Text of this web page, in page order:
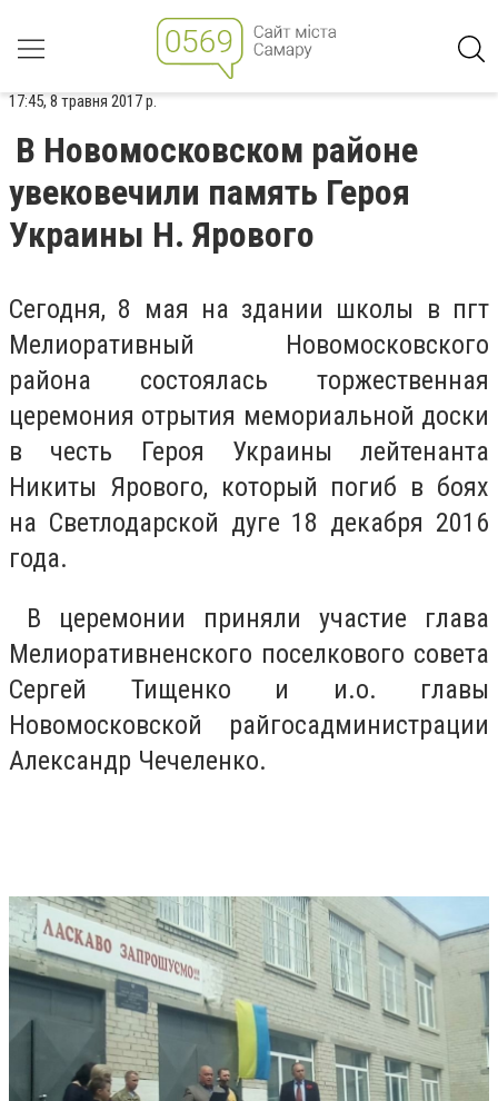
17:45, 8 травня 2017 р.
В Новомосковском районе
увековечили память Героя
Украины Н. Ярового
Сегодня, 8 мая на здании школы в пгт
Мелиоративный Новомосковского
района состоялась торжественная
церемония отрытия мемориальной доски
в честь Героя Украины лейтенанта
Никиты Ярового, который погиб в боях
на Светлодарской дуге 18 декабря 2016
года.
В церемонии приняли участие глава
Мелиоративненского поселкового совета
Сергей Тищенко и и.о. главы
Новомосковской райгосадминистрации
Александр Чечеленко.